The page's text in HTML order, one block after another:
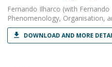
Fernando Ilharco (with Fernando
Phenomenology, Organisation,
DOWNLOAD AND MORE